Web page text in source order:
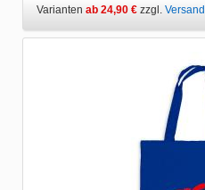
Varianten ab 24,90 € zzgl. Versand